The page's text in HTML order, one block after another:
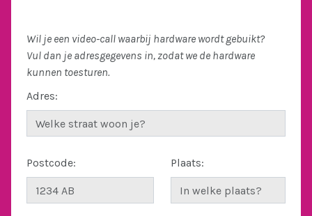
Wil je een video-call waarbij hardware wordt gebuikt?
Vul dan je adresgegevens in, zodat we de hardware
kunnen toesturen.
Adres:
Postcode: Plaats: